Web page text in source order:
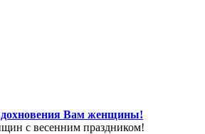
Вам женщины!
с весенним праздником!